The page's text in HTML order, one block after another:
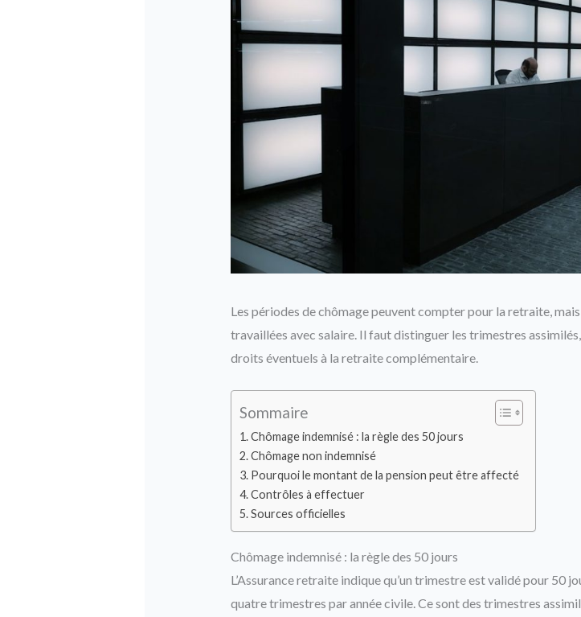
Les périodes de chômage peuvent compter pour la retraite,
travaillées avec salaire. Il faut distinguer les trimestres
droits éventuels à la retraite complémentaire.
Sommaire
Chômage indemnisé : la règle des 50 jours
Chômage non indemnisé
Pourquoi le montant de la pension peut être affecté
Contrôles à effectuer
Sources officielles
Chômage indemnisé : la règle des 50 jours
L’Assurance retraite indique qu’un trimestre est validé pour 50
quatre trimestres par année civile. Ce sont des trimestres